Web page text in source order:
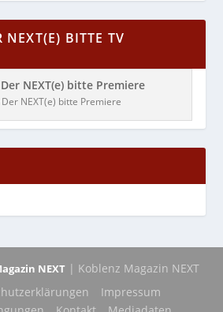
NEXT(E) BITTE TV
NEXT(e) bitte Premiere
NEXT| Koblenz Magazin NEXT
Impressum